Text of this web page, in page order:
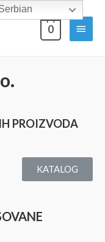
0
PROIZVODA
KATALOG